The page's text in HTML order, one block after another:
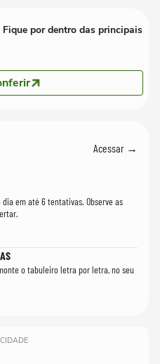
por dentro das principais
Acessar →
em até 6 tentativas. Observe as
o tabuleiro letra por letra, no seu